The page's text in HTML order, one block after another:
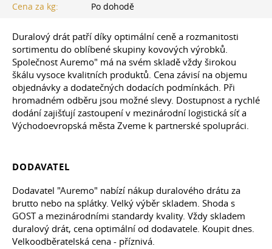
Cena za kg:
Po dohodě
Duralový drát patří díky optimální ceně a rozmanitosti
sortimentu do oblíbené skupiny kovových výrobků.
Společnost Auremo" má na svém skladě vždy širokou
škálu vysoce kvalitních produktů. Cena závisí na objemu
objednávky a dodatečných dodacích podmínkách. Při
hromadném odběru jsou možné slevy. Dostupnost a rychlé
dodání zajišťují zastoupení v mezinárodní logistická síť a
Východoevropská města Zveme k partnerské spolupráci.
DODAVATEL
Dodavatel "Auremo" nabízí nákup duralového drátu za
brutto nebo na splátky. Velký výběr skladem. Shoda s
GOST a mezinárodními standardy kvality. Vždy skladem
duralový drát, cena optimální od dodavatele. Koupit dnes.
Velkoodběratelská cena - příznivá.